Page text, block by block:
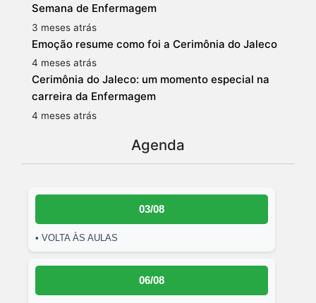
Semana de Enfermagem
3 meses atrás
Emoção resume como foi a Cerimônia do Jaleco
4 meses atrás
Cerimônia do Jaleco: um momento especial na
carreira da Enfermagem
4 meses atrás
Agenda
03/08
• VOLTA ÀS AULAS
06/08